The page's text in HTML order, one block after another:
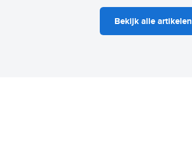
Bekijk alle artikelen